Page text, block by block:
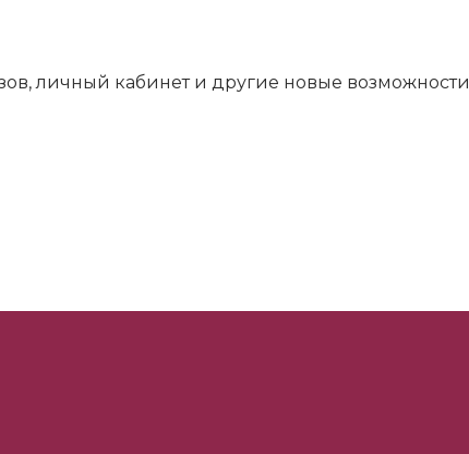
личный кабинет и другие новые возможности